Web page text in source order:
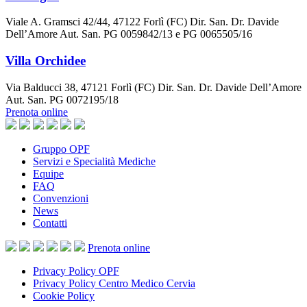
Viale A. Gramsci 42/44, 47122 Forlì (FC) Dir. San. Dr. Davide
Dell’Amore Aut. San. PG 0059842/13 e PG 0065505/16
Villa Orchidee
Via Balducci 38, 47121 Forlì (FC) Dir. San. Dr. Davide Dell’Amore
Aut. San. PG 0072195/18
Prenota online
Gruppo OPF
Servizi e Specialità Mediche
Equipe
FAQ
Convenzioni
News
Contatti
Prenota online
Privacy Policy OPF
Privacy Policy Centro Medico Cervia
Cookie Policy